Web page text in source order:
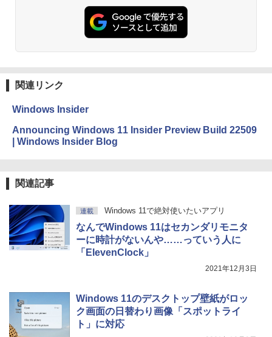
関連リンク
Windows Insider
Announcing Windows 11 Insider Preview Build 22509
| Windows Insider Blog
関連記事
連載 Windows 11で絶対使いたいアプリ
なんでWindows 11はセカンダリモニタ
ーに時計がないんや……っていう人に
「ElevenClock」
2021年12月3日
Windows 11のデスクトップ壁紙がロッ
ク画面の日替わり画像「スポットライ
ト」に対応